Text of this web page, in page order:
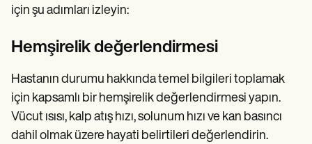
için şu adımları izleyin:
Hemşirelik değerlendirmesi
Hastanın durumu hakkında temel bilgileri toplamak
için kapsamlı bir hemşirelik değerlendirmesi yapın.
Vücut ısısı, kalp atış hızı, solunum hızı ve kan basıncı
dahil olmak üzere hayati belirtileri değerlendirin.